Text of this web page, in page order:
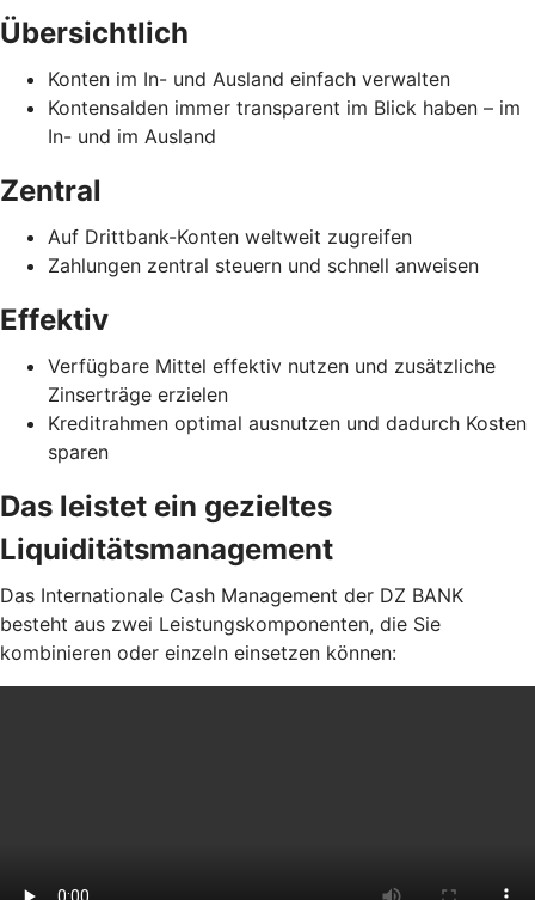
Übersichtlich
Konten im In- und Ausland einfach verwalten
Kontensalden immer transparent im Blick haben – im
In- und im Ausland
Zentral
Auf Drittbank-Konten weltweit zugreifen
Zahlungen zentral steuern und schnell anweisen
Effektiv
Verfügbare Mittel effektiv nutzen und zusätzliche
Zinserträge erzielen
Kreditrahmen optimal ausnutzen und dadurch Kosten
sparen
Das leistet ein gezieltes
Liquiditätsmanagement
Das Internationale Cash Management der DZ BANK
besteht aus zwei Leistungskomponenten, die Sie
kombinieren oder einzeln einsetzen können: